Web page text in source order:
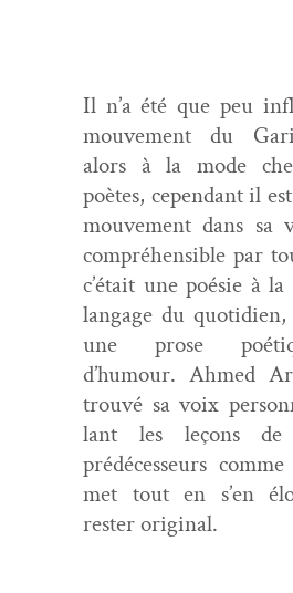
Il n’a été que peu
mou­ve­ment du
alors à la mode
poètes, cepen­dant il
mou­ve­ment dans sa
com­préhen­si­ble par
c’était une poésie à
lan­gage du quo­ti­di­en,
une prose
d’humour. Ahmed
trou­vé sa voix
lant les leçons de
prédécesseurs
met tout en s’en
rester original.